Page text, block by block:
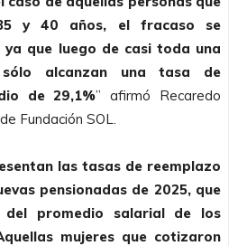
y 40 años, el fracaso se
que luego de casi toda una
alcanzan una tasa de
de 29,1%” afirmó Recaredo
Fundación SOL.
las tasas de reemplazo
pensionadas de 2025, que
del promedio salarial de los
mujeres que cotizaron